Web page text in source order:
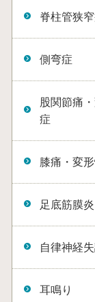
脊柱管狭
側弯症
股関節痛
症
膝痛・変
足底筋膜炎
自律神経
耳鳴り